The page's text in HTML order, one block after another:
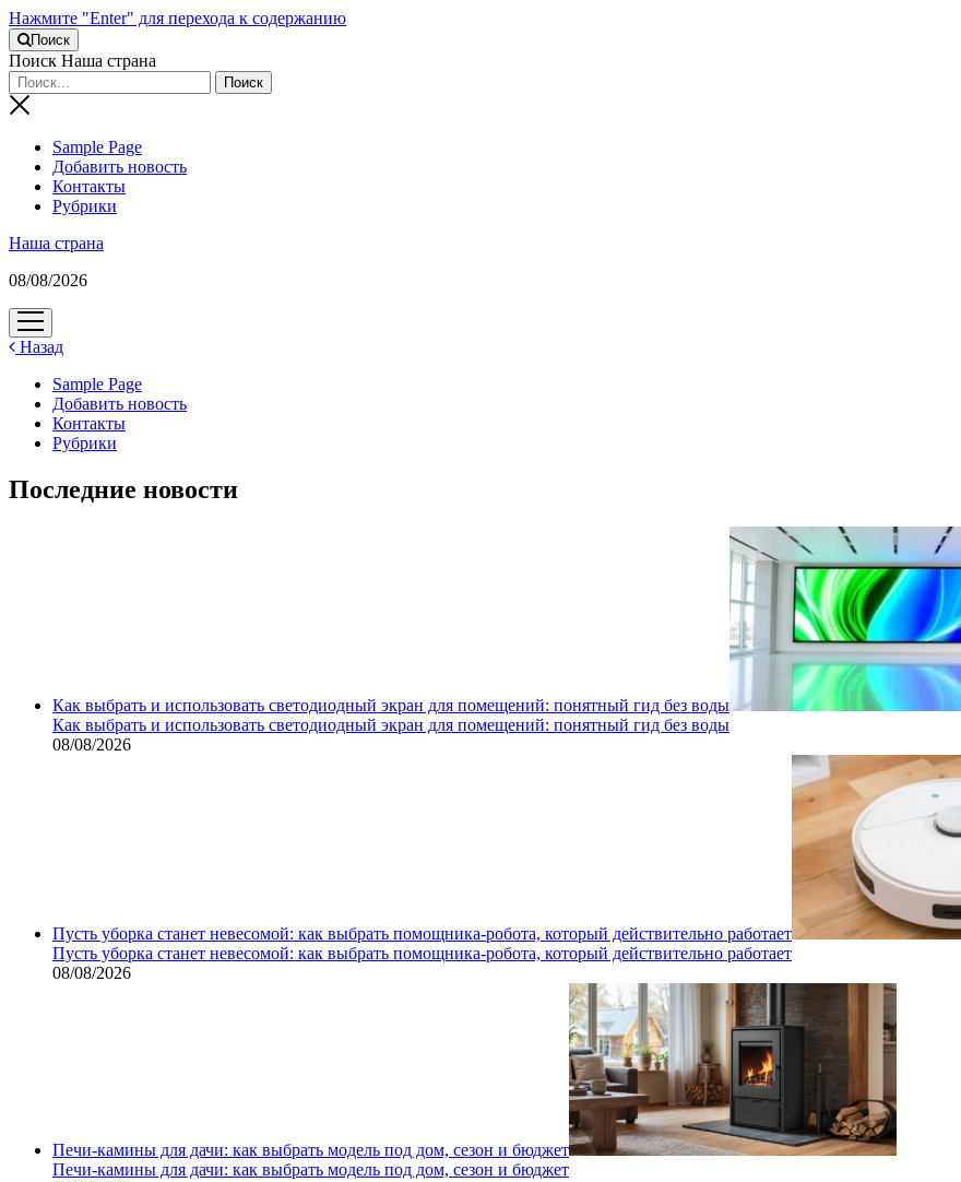
Нажмите "Enter" для перехода к содержанию
Поиск
Поиск Наша страна
Sample Page
Добавить новость
Контакты
Рубрики
Наша страна
08/08/2026
открыть
меню
Назад
Sample Page
Добавить новость
Контакты
Рубрики
Последние новости
Как выбрать и использовать светодиодный экран для помещений: понятный гид без воды
Как выбрать и использовать светодиодный экран для помещений: понятный гид без воды
08/08/2026
Пусть уборка станет невесомой: как выбрать помощника‑робота, который действительно работает
Пусть уборка станет невесомой: как выбрать помощника‑робота, который действительно работает
08/08/2026
Печи-камины для дачи: как выбрать модель под дом, сезон и бюджет
Печи-камины для дачи: как выбрать модель под дом, сезон и бюджет